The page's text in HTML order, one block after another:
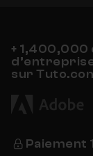
+ 1,400,000
sur
Paiement